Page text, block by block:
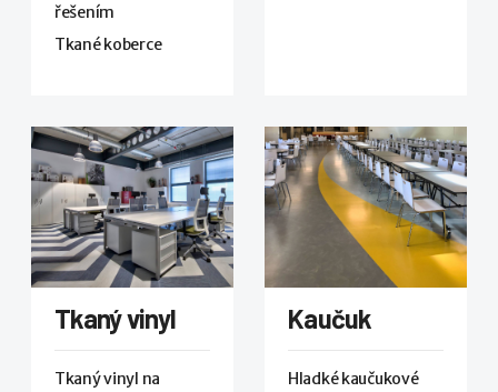
řešením
Tkané koberce
Tkaný vinyl
Tkaný vinyl na
Kaučuk
Hladké kaučukové